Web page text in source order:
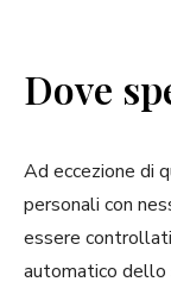
Dove
Ad eccezione di
personali con
essere
automatico dello